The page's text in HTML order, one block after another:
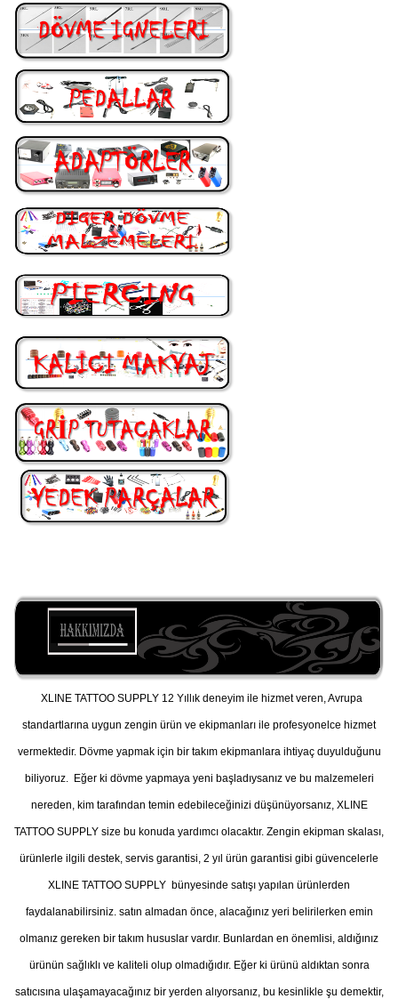
XLINE TATTOO SUPPLY 12 Yıllık deneyim ile hizmet veren, Avrupa
standartlarına uygun zengin ürün ve ekipmanları ile profesyonelce hizmet
vermektedir. Dövme yapmak için bir takım ekipmanlara ihtiyaç duyulduğunu
biliyoruz. Eğer ki dövme yapmaya yeni başladıysanız ve bu malzemeleri
nereden, kim tarafından temin edebileceğinizi düşünüyorsanız, XLINE
TATTOO SUPPLY size bu konuda yardımcı olacaktır. Zengin ekipman skalası,
ürünlerle ilgili destek, servis garantisi, 2 yıl ürün garantisi gibi güvencelerle
XLINE TATTOO SUPPLY bünyesinde satışı yapılan ürünlerden
faydalanabilirsiniz. satın almadan önce, alacağınız yeri belirilerken emin
olmanız gereken bir takım hususlar vardır. Bunlardan en önemlisi, aldığınız
ürünün sağlıklı ve kaliteli olup olmadığıdır. Eğer ki ürünü aldıktan sonra
satıcısına ulaşamayacağınız bir yerden alıyorsanız, bu kesinlikle şu demektir,